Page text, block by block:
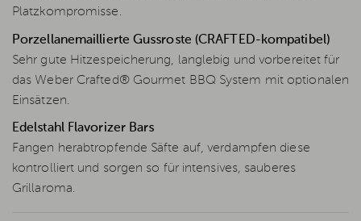
Platzkompromisse.
Porzellanemaillierte Gussroste (CRAFTED-kompatibel)
Sehr gute Hitzespeicherung, langlebig und vorbereitet für
das Weber Crafted® Gourmet BBQ System mit optionalen
Einsätzen.
Edelstahl Flavorizer Bars
Fangen herabtropfende Säfte auf, verdampfen diese
kontrolliert und sorgen so für intensives, sauberes
Grillaroma.